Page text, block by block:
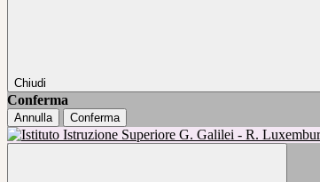
Chiudi
Conferma
Annulla Conferma